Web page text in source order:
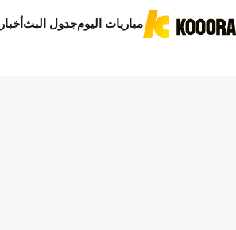
مباريات اليومجدول البثأخبار